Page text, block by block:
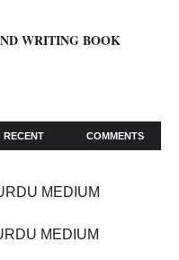
WRITING BOOK
RECENT COMMENTS
MEDIUM
MEDIUM